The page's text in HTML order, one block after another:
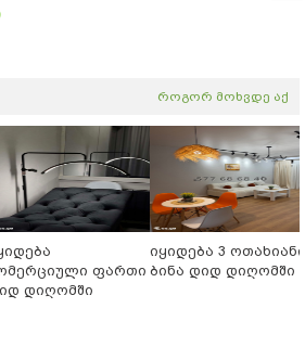
როგორ მოხვდე აქ
ფართი
დიღომში
იყიდება 3 ოთახიანი
ბინა დიდ დიღომში